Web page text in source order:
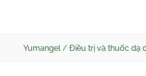
Yumangel/ Điều trị và thuốc dạ